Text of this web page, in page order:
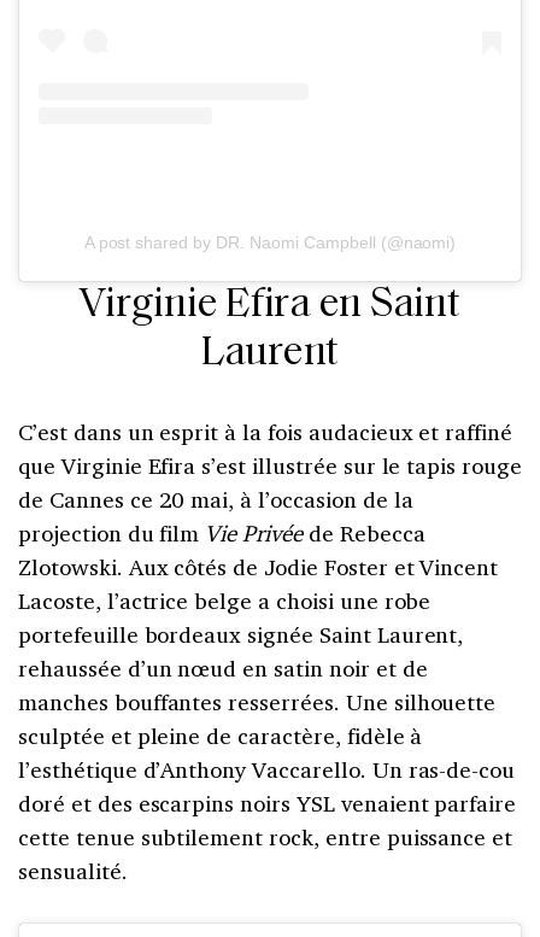
A post shared by DR. Naomi Campbell (@naomi)
Virginie Efira en Saint
Laurent
C’est dans un esprit à la fois audacieux et raffiné
que Virginie Efira s’est illustrée sur le tapis rouge
de Cannes ce 20 mai, à l’occasion de la
projection du film Vie Privéede Rebecca
Zlotowski. Aux côtés de Jodie Foster et Vincent
Lacoste, l’actrice belge a choisi une robe
portefeuille bordeaux signée Saint Laurent,
rehaussée d’un nœud en satin noir et de
manches bouffantes resserrées. Une silhouette
sculptée et pleine de caractère, fidèle à
l’esthétique d’Anthony Vaccarello. Un ras-de-cou
doré et des escarpins noirs YSL venaient parfaire
cette tenue subtilement rock, entre puissance et
sensualité.